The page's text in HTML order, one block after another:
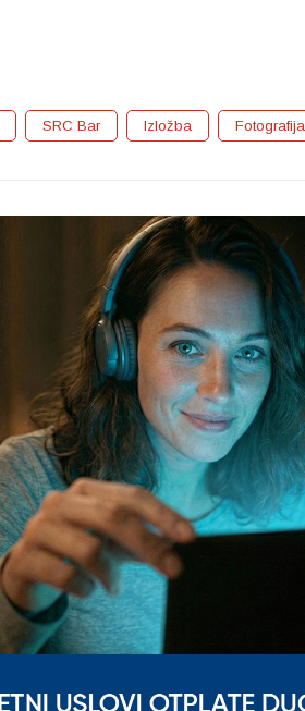
SRC Bar Izložba Fotografija